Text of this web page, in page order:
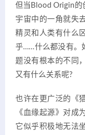
但当Blood Origin的
宇宙中的一角就失
精灵和人类有什么
乎……什么都没有。
题没有根本的不同
又有什么关系呢?
也许在更广泛的《
《血缘起源》对成
它似乎积极地无法